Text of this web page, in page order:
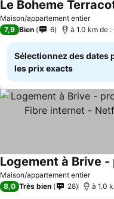
Maison/appartement entier
Consulter les prix
7,9 Bien 6 à 1.0 km de
Sélectionnez des dates
les prix exacts
Maison/appartement entier
Consulter les prix
8,0 Très bien 28 à 1.0